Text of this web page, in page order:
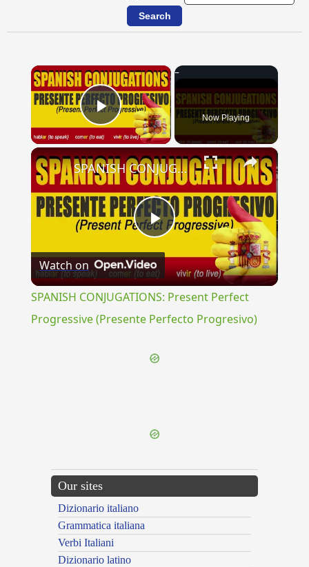
×
Play Video Now Playing
×
Play
Video
SPANISH CONJUGATIONS: Present Perfect Progressive (Presente Perfecto Progresivo)
Watch on
SPANISH CONJUGATIONS: Present Perfect
Progressive (Presente Perfecto Progresivo)
Our sites
Dizionario italiano
Grammatica italiana
Verbi Italiani
Dizionario latino